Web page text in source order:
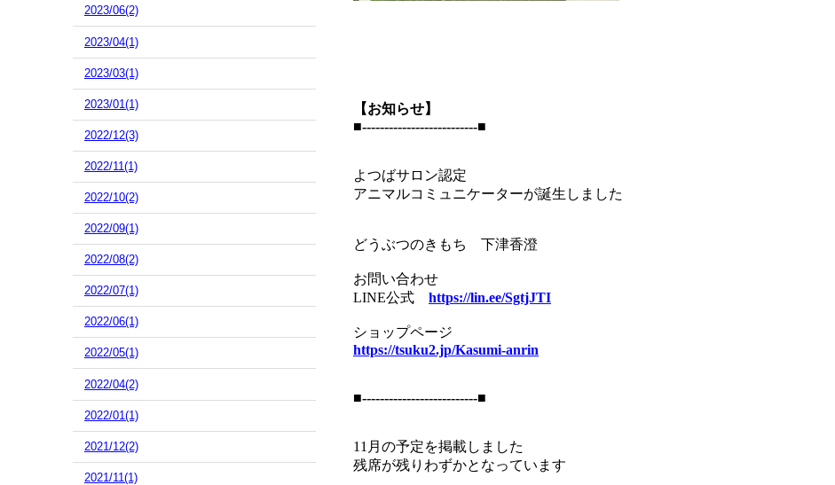
2023/06(2)
2023/04(1)
2023/03(1)
2023/01(1)
2022/12(3)
2022/11(1)
2022/10(2)
2022/09(1)
2022/08(2)
2022/07(1)
2022/06(1)
2022/05(1)
2022/04(2)
2022/01(1)
2021/12(2)
2021/11(1)
【お知らせ】
■--------------------------■
よつばサロン認定
アニマルコミュニケーターが誕生しました
どうぶつのきもち 下津香澄
お問い合わせ
LINE公式 https://lin.ee/SgtjJTI
ショップページ
https://tsuku2.jp/Kasumi-anrin
■--------------------------■
11月の予定を掲載しました
残席が残りわずかとなっています